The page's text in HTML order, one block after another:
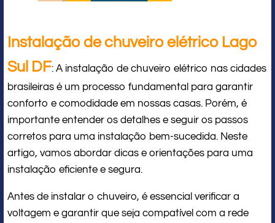
Instalação de chuveiro elétrico Lago
Sul DF: A instalação de chuveiro elétrico nas cidades
brasileiras é um processo fundamental para garantir
conforto e comodidade em nossas casas. Porém, é
importante entender os detalhes e seguir os passos
corretos para uma instalação bem-sucedida. Neste
artigo, vamos abordar dicas e orientações para uma
instalação eficiente e segura.
Antes de instalar o chuveiro, é essencial verificar a
voltagem e garantir que seja compatível com a rede